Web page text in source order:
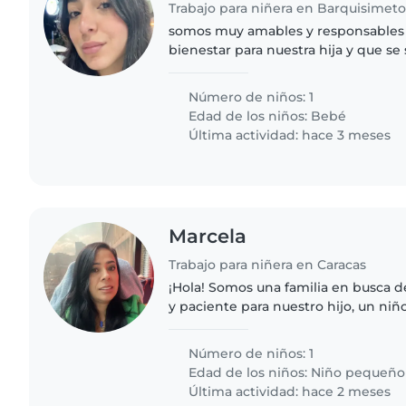
Trabajo para niñera en Barquisimeto
somos muy amables y
bienestar para nuestra hija y que
Número de niños: 1
Edad de los niños: Bebé
Última actividad: hace 3 meses
Marcela
Trabajo para niñera en Caracas
¡Hola! Somos una familia en busca
y paciente para nuestro hijo, un
cómodo/a con la..
Número de niños: 1
Edad de los niños: Niño pequeño
Última actividad: hace 2 meses